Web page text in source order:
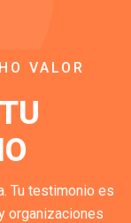
VALOR
Tu testimonio es
organizaciones